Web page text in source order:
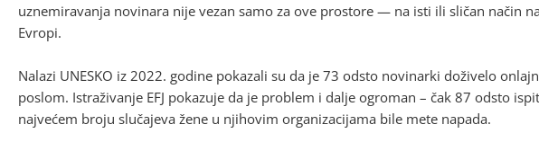
uznemiravanja novinara nije vezan samo za ove prostore — na isti ili sličan način
Evropi.
Nalazi UNESKO iz 2022. godine pokazali su da je 73 odsto novinarki doživelo
poslom. Istraživanje EFJ pokazuje da je problem i dalje ogroman – čak 87 odsto
najvećem broju slučajeva žene u njihovim organizacijama bile mete napada.